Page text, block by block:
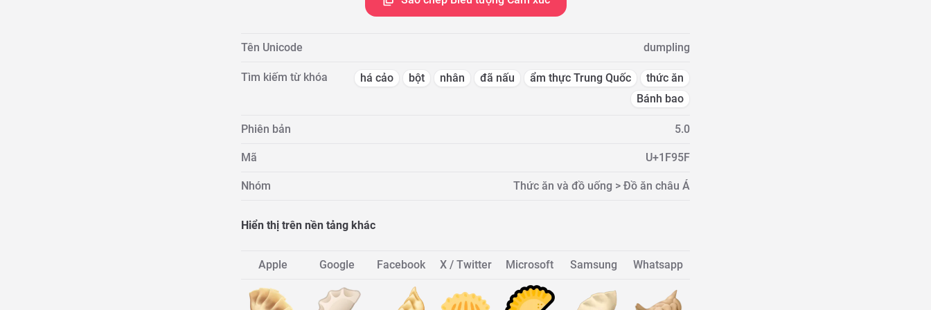
Tên Unicode dumpling
Tìm kiếm từ khóa há cảo bột nhân đã nấu ẩm thực Trung Quốc
thức ăn
Bánh bao
Phiên bản 5.0
Mã U+1F95F
Nhóm Thức ăn và đồ uống > Đồ ăn châu Á
Hiển thị trên nền tảng khác
Apple Google Facebook X / Twitter Microsoft Samsung Whatsapp